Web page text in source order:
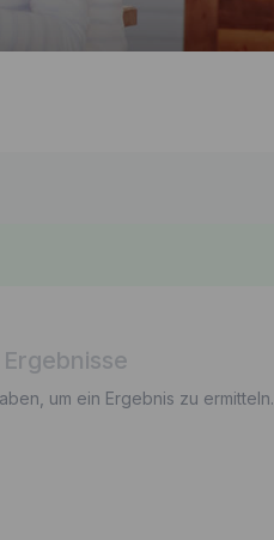
um ein Ergebnis zu ermitteln.